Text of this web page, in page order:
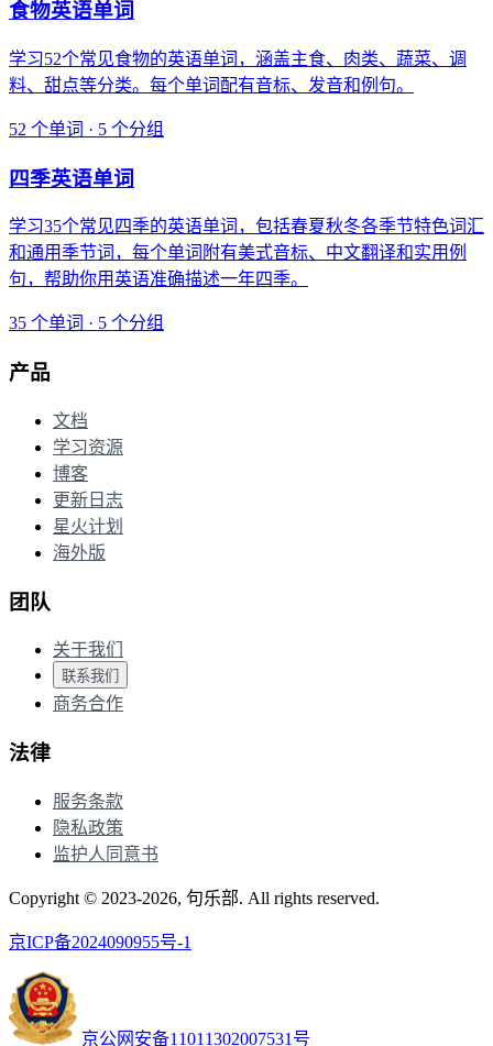
食物英语单词
学习52个常见食物的英语单词，涵盖主食、肉类、蔬菜、调
料、甜点等分类。每个单词配有音标、发音和例句。
52 个单词 · 5 个分组
四季英语单词
学习35个常见四季的英语单词，包括春夏秋冬各季节特色词汇
和通用季节词，每个单词附有美式音标、中文翻译和实用例
句，帮助你用英语准确描述一年四季。
35 个单词 · 5 个分组
产品
文档
学习资源
博客
更新日志
星火计划
海外版
团队
关于我们
联系我们
商务合作
法律
服务条款
隐私政策
监护人同意书
Copyright © 2023-2026, 句乐部. All rights reserved.
京ICP备2024090955号-1
京公网安备11011302007531号